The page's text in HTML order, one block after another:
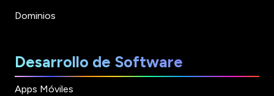
Dominios
Desarrollo de Software
Apps Móviles